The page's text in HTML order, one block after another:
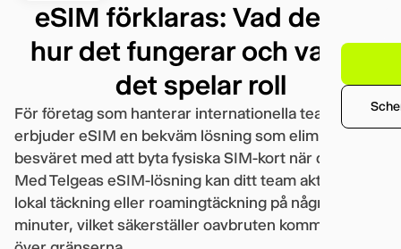
eSIM förklaras: Vad det är,
hur det fungerar och varför
det spelar roll
För företag som hanterar internationella team
erbjuder eSIM en bekväm lösning som eliminerar
besväret med att byta fysiska SIM-kort när du reser.
Med Telgeas eSIM-lösning kan ditt team aktivera
lokal täckning eller roamingtäckning på några
minuter, vilket säkerställer oavbruten kommunikation